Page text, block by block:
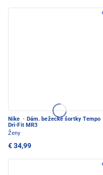
Nike · Dám. bežecké šortky Tempo
Dri-Fit MR3
Ženy
€ 34,99